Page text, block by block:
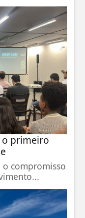
o primeiro
compromisso